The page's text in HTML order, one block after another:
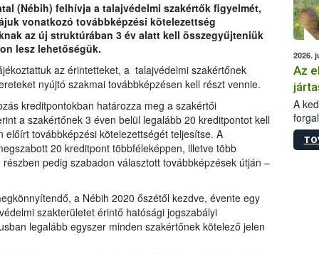
(Nébih) felhívja a talajvédelmi szakértők figyelmét,
vonatkozó továbbképzési kötelezettség
az új struktúrában 3 év alatt kell összegyűjteniük
lesz lehetőségük.
az érintetteket, a talajvédelmi szakértőnek
nyújtó szakmai továbbképzésen kell részt vennie.
kreditpontokban határozza meg a szakértői
a szakértőnek 3 éven belül legalább 20 kreditpontot kell
továbbképzési kötelezettségét teljesítse. A
20 kreditpont többféleképpen, illetve több
pedig szabadon választott továbbképzések útján –
a Nébih 2020 őszétől kezdve, évente egy
szakterületet érintő hatósági jogszabályi
legalább egyszer minden szakértőnek kötelező jelen
2026.
Az
A